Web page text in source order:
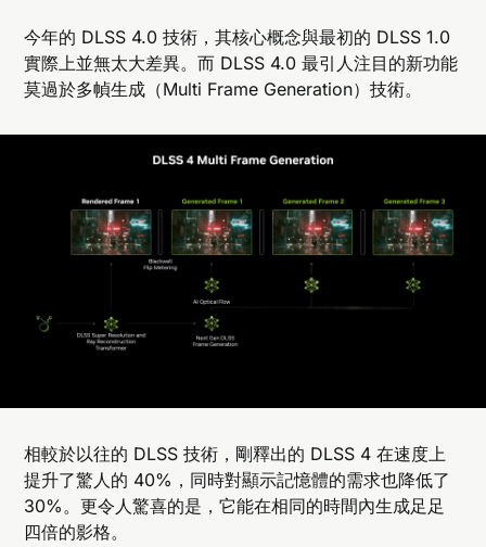
今年的 DLSS 4.0 技術，其核心概念與最初的 DLSS 1.0
實際上並無太大差異。而 DLSS 4.0 最引人注目的新功能
莫過於多幀生成（Multi Frame Generation）技術。
相較於以往的 DLSS 技術，剛釋出的 DLSS 4 在速度上
提升了驚人的 40%，同時對顯示記憶體的需求也降低了
30%。更令人驚喜的是，它能在相同的時間內生成足足
四倍的影格。